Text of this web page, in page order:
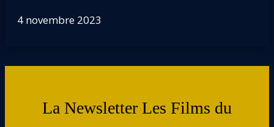
4 novembre 2023
La Newsletter Les Films du